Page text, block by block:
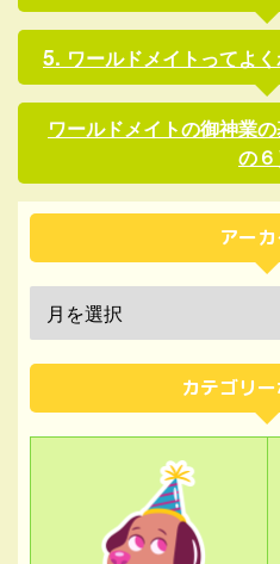
ワールドメイトってよ
ワールドメイトの御神業
の６
アー
カテゴリ